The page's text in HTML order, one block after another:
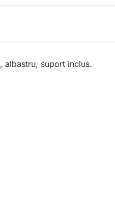
albastru, suport inclus.